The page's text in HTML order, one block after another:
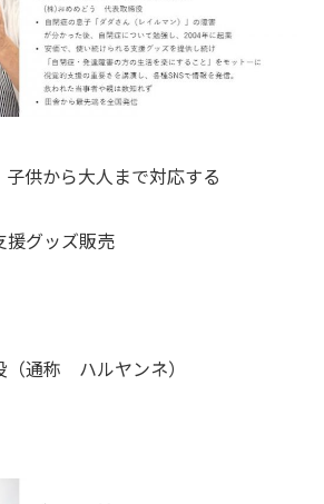
供から大人まで対応する
援グッズ販売
（通称 ハルヤンネ）